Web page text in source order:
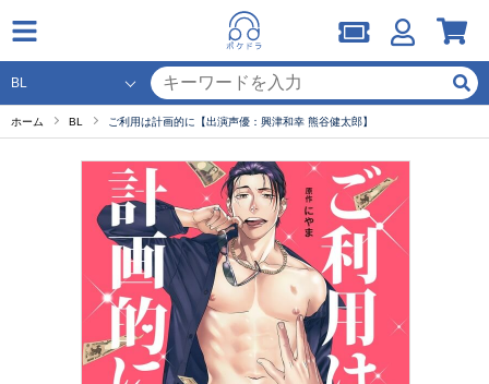
ホーム BL ご利用は計画的に【出演声優：興津和幸 熊谷健太郎】